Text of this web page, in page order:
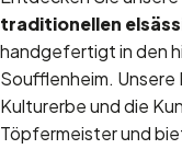
traditionellen
handgefertigt in den
Soufflenheim.
Kulturerbe und die
Töpfermeister und